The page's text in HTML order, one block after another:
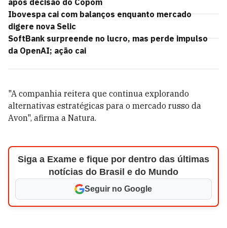
após decisão do Copom
Ibovespa cai com balanços enquanto mercado
digere nova Selic
SoftBank surpreende no lucro, mas perde impulso
da OpenAI; ação cai
"A companhia reitera que continua explorando
alternativas estratégicas para o mercado russo da
Avon", afirma a Natura.
Siga a Exame e fique por dentro das últimas
notícias do Brasil e do Mundo
Seguir no Google